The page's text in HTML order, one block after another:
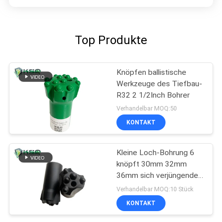
Top Produkte
Knöpfen ballistische
Werkzeuge des Tiefbau-
R32 2 1/2Inch Bohrer
Verhandelbar MOQ:50
KONTAKT
Kleine Loch-Bohrung 6
knöpft 30mm 32mm
36mm sich verjüngenden
Knopf-Bohrer
Verhandelbar MOQ:10 Stück
KONTAKT